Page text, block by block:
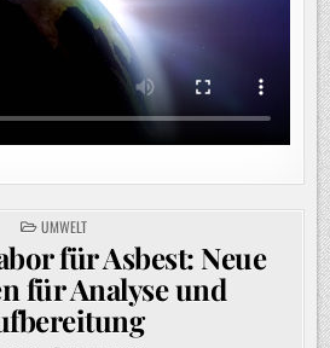
POSTED
IN
UMWELT
für Asbest: Neue
für Analyse und